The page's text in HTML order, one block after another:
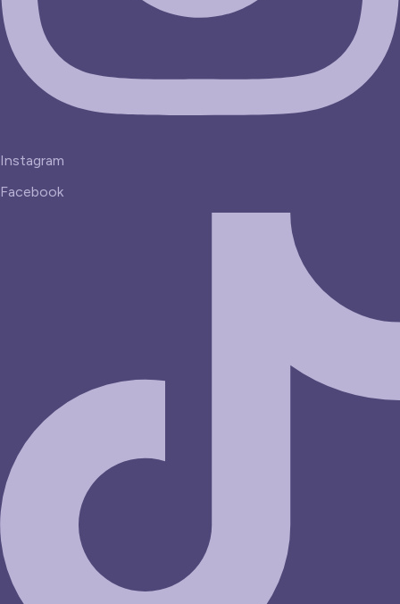
Instagram
Facebook